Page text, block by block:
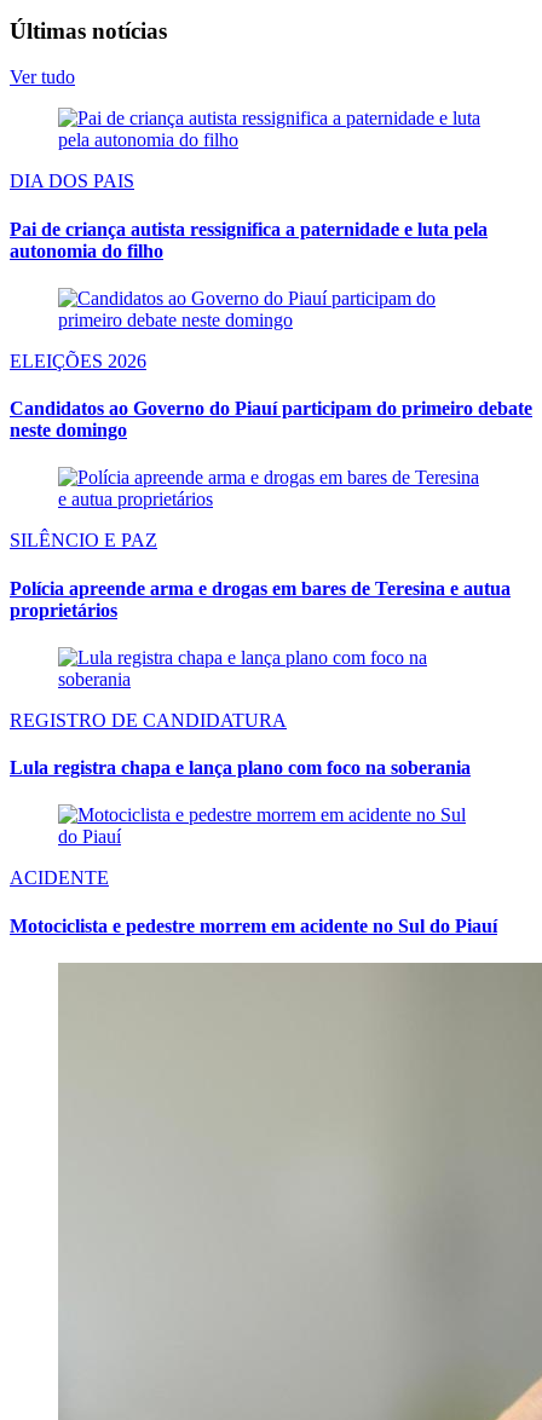
Últimas notícias
Ver tudo
DIA DOS PAIS
Pai de criança autista ressignifica a paternidade e luta pela
autonomia do filho
ELEIÇÕES 2026
Candidatos ao Governo do Piauí participam do primeiro debate
neste domingo
SILÊNCIO E PAZ
Polícia apreende arma e drogas em bares de Teresina e autua
proprietários
REGISTRO DE CANDIDATURA
Lula registra chapa e lança plano com foco na soberania
ACIDENTE
Motociclista e pedestre morrem em acidente no Sul do Piauí